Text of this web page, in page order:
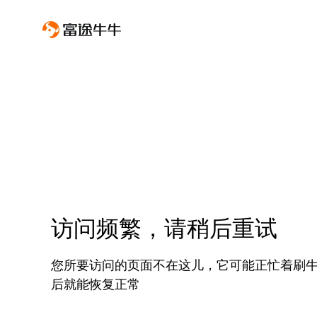
访问频繁，请稍后重试
您所要访问的页面不在这儿，它可能正忙着刷
后就能恢复正常